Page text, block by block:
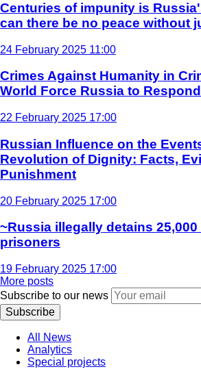
Centuries of impunity is
can there be no peace without
24 February 2025 11:00
Crimes Against Humanity in
World Force Russia to
22 February 2025 17:00
Russian Influence on the
Revolution of Dignity: Facts,
Punishment
20 February 2025 17:00
~Russia illegally detains 25,000
prisoners
19 February 2025 17:00
More posts
Subscribe to our news
Subscribe
All News
Analytics
Special projects